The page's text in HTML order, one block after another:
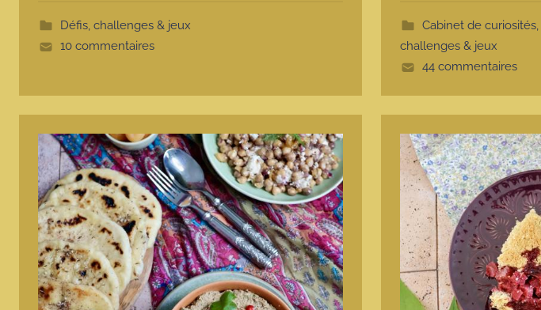
t
e
Défis, challenges & jeux
10 commentaires
t
Cabinet de curiosités,
challenges & jeux
44 commentaires